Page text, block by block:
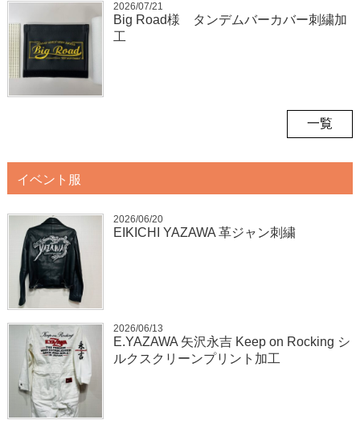
2026/07/21
Big Road様 タンデムバーカバー刺繍加
工
一覧
イベント服
2026/06/20
EIKICHI YAZAWA 革ジャン刺繍
2026/06/13
E.YAZAWA 矢沢永吉 Keep on Rocking シ
ルクスクリーンプリント加工